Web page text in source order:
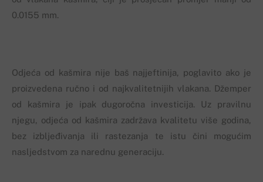
0.0155 mm.
Odjeća od kašmira nije baš najjeftinija, poglavito ako je
proizvedena ručno i od najkvalitetnijih vlakana. Džemper
od kašmira je ipak dugoročna investicija. Uz pravilnu
njegu, odjeća od kašmira zadržava kvalitetu više godina,
bez izbljeđivanja ili rastezanja te istu čini mogućim
nasljedstvom za narednu generaciju.